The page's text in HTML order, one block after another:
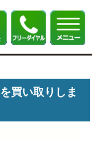
買い取りしま